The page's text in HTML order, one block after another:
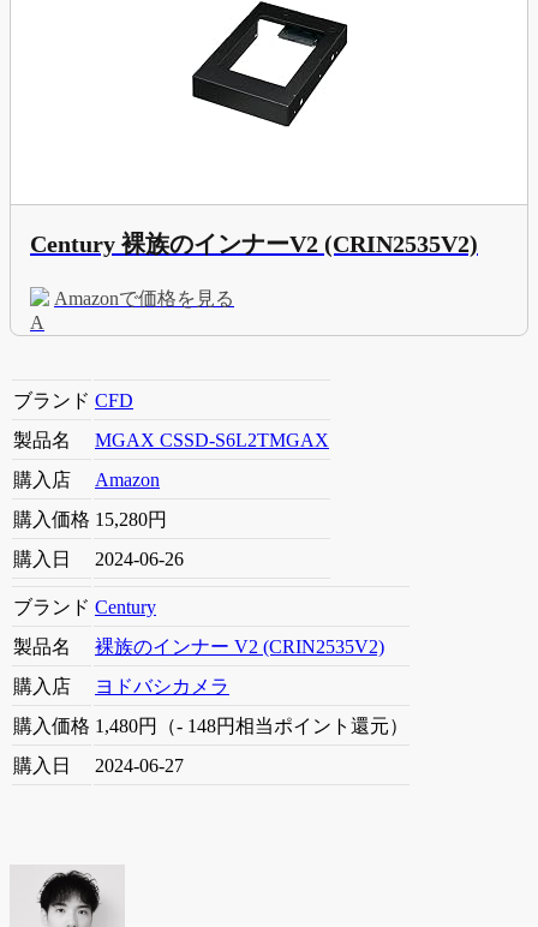
Century 裸族のインナーV2 (CRIN2535V2)
Amazonで価格を見る
ブランド CFD
製品名
MGAX CSSD-S6L2TMGAX
購入店
Amazon
購入価格 15,280円
購入日
2024-06-26
ブランド Century
製品名
裸族のインナー V2 (CRIN2535V2)
購入店
ヨドバシカメラ
購入価格 1,480円（- 148円相当ポイント還元）
購入日
2024-06-27